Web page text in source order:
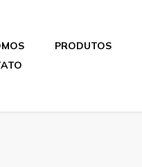
PRODUTOS